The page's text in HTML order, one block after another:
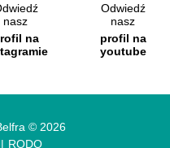
nasz
na
Odwiedź
nasz
profil na
youtube
© 2026
RODO